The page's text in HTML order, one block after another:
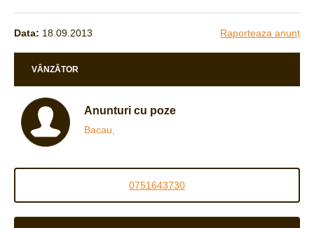
Data: 18.09.2013 Raporteaza anunț
VÂNZĂTOR
Anunturi cu poze
Bacau,
0751643730